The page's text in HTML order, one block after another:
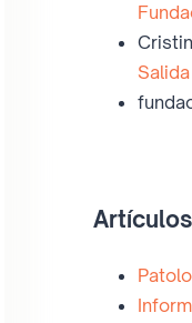
Salida